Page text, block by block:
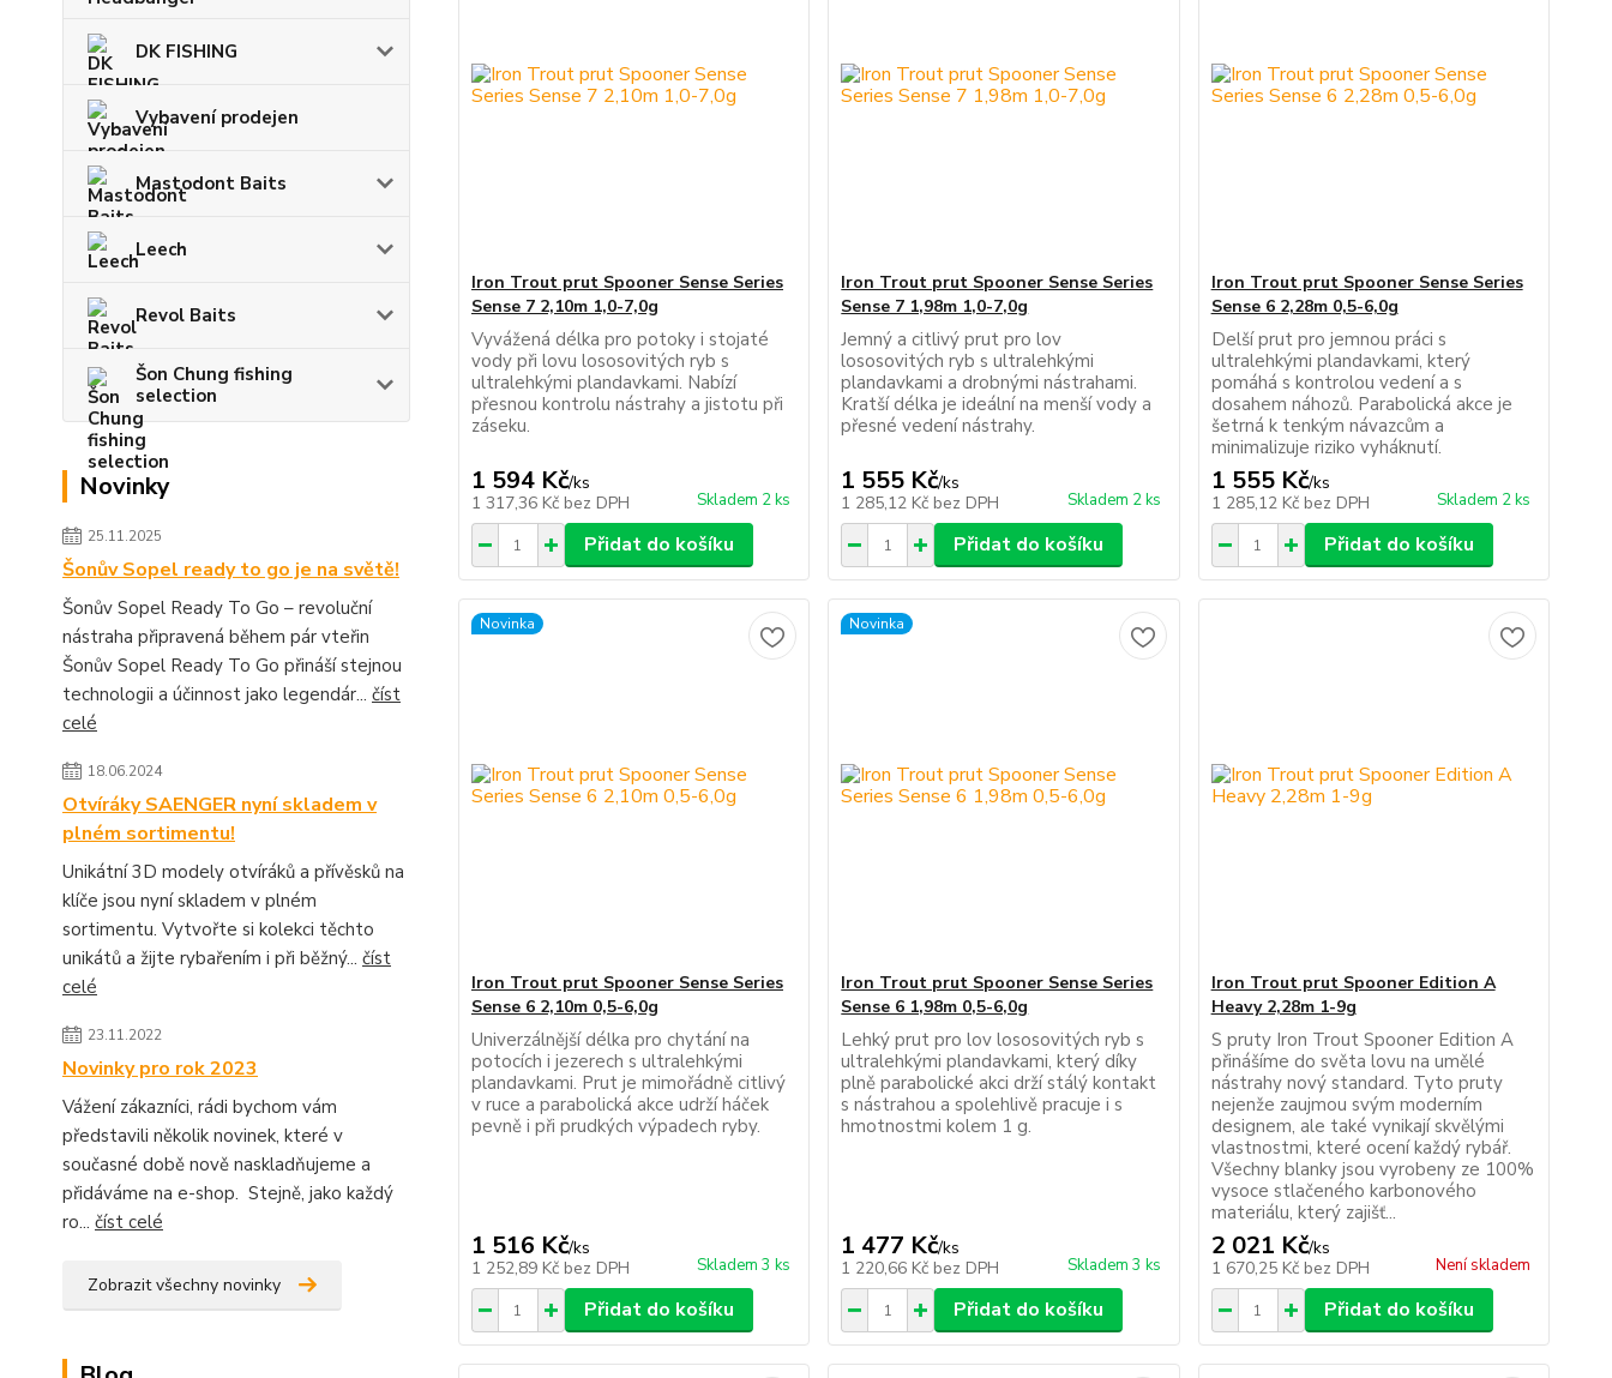
DK FISHING
Vybavení prodejen
Mastodont Baits
Leech
Revol Baits
Šon Chung fishing
selection
Novinky
25.11.2025
Šonův Sopel ready to go je na světě!
Šonův Sopel Ready To Go – revoluční
nástraha připravená během pár vteřin
Šonův Sopel Ready To Go přináší stejnou
technologii a účinnost jako legendár... číst
celé
18.06.2024
Otvíráky SAENGER nyní skladem v
plném sortimentu!
Unikátní 3D modely otvíráků a přívěsků na
klíče jsou nyní skladem v plném
sortimentu. Vytvořte si kolekci těchto
unikátů a žijte rybařením i při běžný... číst
celé
23.11.2022
Novinky pro rok 2023
Vážení zákazníci, rádi bychom vám
představili několik novinek, které v
současné době nově naskladňujeme a
přidáváme na e-shop. Stejně, jako každý
ro... číst celé
Zobrazit všechny novinky
Iron Trout prut Spooner Sense Series
Sense 7 2,10m 1,0-7,0g
Vyvážená délka pro potoky i stojaté
vody při lovu lososovitých ryb s
ultralehkými plandavkami. Nabízí
přesnou kontrolu nástrahy a jistotu při
záseku.
1 594 Kč/ks
1 317,36 Kč bez DPH Skladem 2 ks
Přidat do košíku
Iron Trout prut Spooner Sense Series
Sense 7 1,98m 1,0-7,0g
Jemný a citlivý prut pro lov
lososovitých ryb s ultralehkými
plandavkami a drobnými nástrahami.
Kratší délka je ideální na menší vody a
přesné vedení nástrahy.
1 555 Kč/ks
1 285,12 Kč bez DPH Skladem 2 ks
Přidat do košíku
Iron Trout prut Spooner Sense Series
Sense 6 2,28m 0,5-6,0g
Delší prut pro jemnou práci s
ultralehkými plandavkami, který
pomáhá s kontrolou vedení a s
dosahem náhozů. Parabolická akce je
šetrná k tenkým návazcům a
minimalizuje riziko vyháknutí.
1 555 Kč/ks
1 285,12 Kč bez DPH Skladem 2 ks
Přidat do košíku
Novinka
Iron Trout prut Spooner Sense Series
Sense 6 2,10m 0,5-6,0g
Univerzálnější délka pro chytání na
potocích i jezerech s ultralehkými
plandavkami. Prut je mimořádně citlivý
v ruce a parabolická akce udrží háček
pevně i při prudkých výpadech ryby.
1 516 Kč/ks
1 252,89 Kč bez DPH Skladem 3 ks
Přidat do košíku
Novinka
Iron Trout prut Spooner Sense Series
Sense 6 1,98m 0,5-6,0g
Lehký prut pro lov lososovitých ryb s
ultralehkými plandavkami, který díky
plně parabolické akci drží stálý kontakt
s nástrahou a spolehlivě pracuje i s
hmotnostmi kolem 1 g.
1 477 Kč/ks
1 220,66 Kč bez DPH Skladem 3 ks
Přidat do košíku
Iron Trout prut Spooner Edition A
Heavy 2,28m 1-9g
S pruty Iron Trout Spooner Edition A
přinášíme do světa lovu na umělé
nástrahy nový standard. Tyto pruty
nejenže zaujmou svým moderním
designem, ale také vynikají skvělými
vlastnostmi, které ocení každý rybář.
Všechny blanky jsou vyrobeny ze 100%
vysoce stlačeného karbonového
materiálu, který zajišť...
2 021 Kč/ks
1 670,25 Kč bez DPH Není skladem
Přidat do košíku